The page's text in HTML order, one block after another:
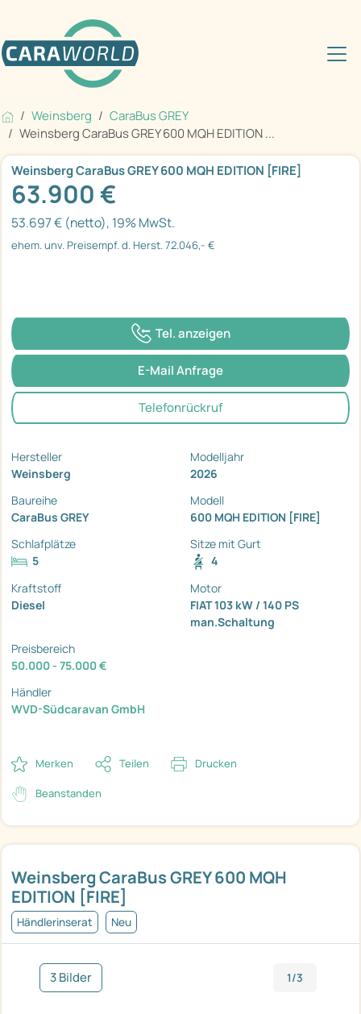
Weinsberg
CaraBus GREY
Weinsberg CaraBus GREY 600 MQH EDITION ...
Weinsberg CaraBus GREY 600 MQH
EDITION [FIRE]
Händlerinserat Neu
3 Bilder 1/3
Weinsberg CaraBus GREY 600 MQH EDITION [FIRE]
63.900 €
53.697 € (netto), 19% MwSt.
ehem. unv. Preisempf. d. Herst. 72.046,- €
Tel. anzeigen
E-Mail Anfrage
Telefonrückruf
Hersteller
Weinsberg
Modelljahr
2026
Baureihe
CaraBus GREY
Modell
600 MQH EDITION [FIRE]
Schlafplätze
5
Sitze mit Gurt
4
Kraftstoff
Diesel
Motor
FIAT 103 kW / 140 PS
man.Schaltung
Preisbereich
50.000 - 75.000 €
Händler
WVD-Südcaravan GmbH
Merken Teilen Drucken
Beanstanden